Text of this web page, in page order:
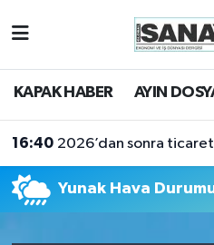
KAPAK HABER AYIN
16:40 2026’dan sonra ticarette hız
Yunak Hava
Tekirdağ Nöbetçi